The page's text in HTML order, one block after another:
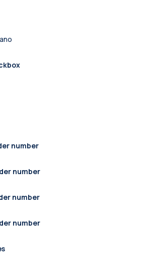
number
number
number
number